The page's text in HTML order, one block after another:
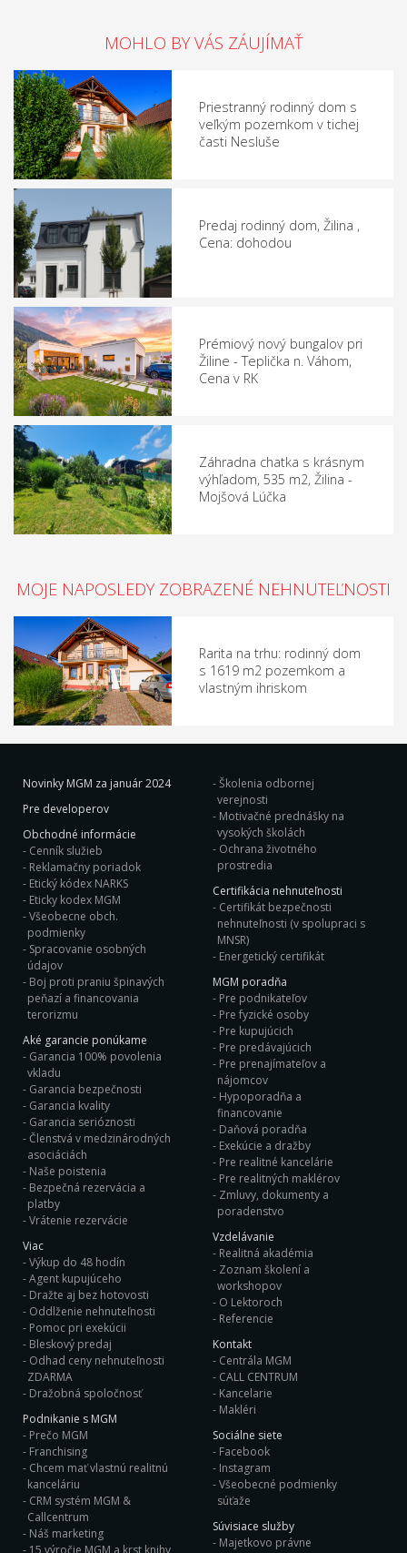
MOHLO BY VÁS ZÁUJÍMAŤ
Priestranný rodinný dom s
veľkým pozemkom v tichej
časti Nesluše
Predaj rodinný dom, Žilina ,
Cena: dohodou
Prémiový nový bungalov pri
Žiline - Teplička n. Váhom,
Cena v RK
Záhradna chatka s krásnym
výhľadom, 535 m2, Žilina -
Mojšová Lúčka
MOJE NAPOSLEDY ZOBRAZENÉ NEHNUTEĽNOSTI
Rarita na trhu: rodinný dom
s 1619 m2 pozemkom a
vlastným ihriskom
Novinky MGM za január 2024
Pre developerov
Obchodné informácie
Cenník služieb
Reklamačny poriadok
Etický kódex NARKS
Eticky kodex MGM
Všeobecne obch.
podmienky
Spracovanie osobných
údajov
Boj proti praniu špinavých
peňazí a financovania
terorizmu
Aké garancie ponúkame
Garancia 100% povolenia
vkladu
Garancia bezpečnosti
Garancia kvality
Garancia serióznosti
Členstvá v medzinárodných
asociáciách
Naše poistenia
Bezpečná rezervácia a
platby
Vrátenie rezervácie
Viac
Výkup do 48 hodín
Agent kupujúceho
Dražte aj bez hotovosti
Oddlženie nehnuteľnosti
Pomoc pri exekúcii
Bleskový predaj
Odhad ceny nehnuteľnosti
ZDARMA
Dražobná spoločnosť
Podnikanie s MGM
Prečo MGM
Franchising
Chcem mať vlastnú realitnú
kanceláriu
CRM systém MGM &
Callcentrum
Náš marketing
Školenia odbornej
verejnosti
Motivačné prednášky na
vysokých školách
Ochrana životného
prostredia
Certifikácia nehnuteľnosti
Certifikát bezpečnosti
nehnuteľnosti (v spolupraci s
MNSR)
Energetický certifikát
MGM poradňa
Pre podnikateľov
Pre fyzické osoby
Pre kupujúcich
Pre predávajúcich
Pre prenajímateľov a
nájomcov
Hypoporadňa a
financovanie
Daňová poradňa
Exekúcie a dražby
Pre realitné kancelárie
Pre realitných maklérov
Zmluvy, dokumenty a
poradenstvo
Vzdelávanie
Realitná akadémia
Zoznam školení a
workshopov
O Lektoroch
Referencie
Kontakt
Centrála MGM
CALL CENTRUM
Kancelarie
Makléri
Sociálne siete
Facebook
Instagram
Všeobecné podmienky
súťaže
Súvisiace služby
Majetkovo právne